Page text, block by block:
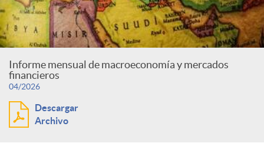
Informe mensual de macroeconomía y mercados
financieros
04/2026
Descargar
Archivo